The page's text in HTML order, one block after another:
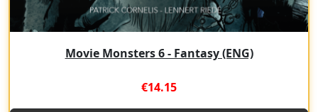
Movie Monsters 6 - Fantasy (ENG)
€14.15